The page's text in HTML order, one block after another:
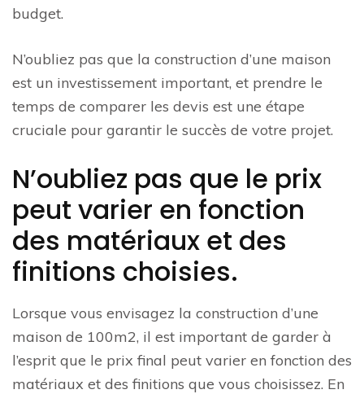
budget.
N’oubliez pas que la construction d’une maison
est un investissement important, et prendre le
temps de comparer les devis est une étape
cruciale pour garantir le succès de votre projet.
N’oubliez pas que le prix
peut varier en fonction
des matériaux et des
finitions choisies.
Lorsque vous envisagez la construction d’une
maison de 100m2, il est important de garder à
l’esprit que le prix final peut varier en fonction des
matériaux et des finitions que vous choisissez. En